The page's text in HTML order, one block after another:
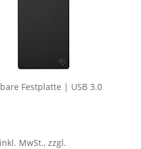
Festplatte | USB 3.0
MwSt., zzgl.